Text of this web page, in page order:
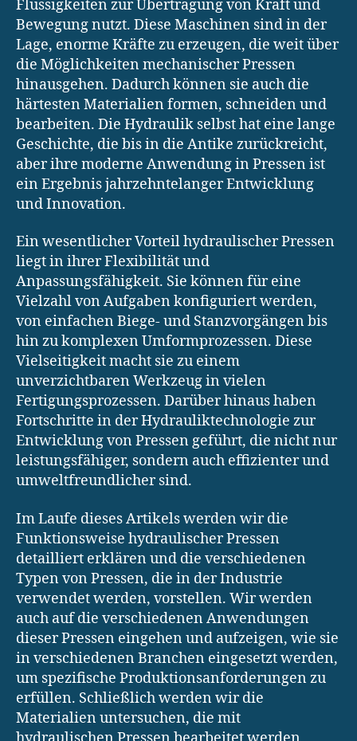
Flüssigkeiten zur Übertragung von Kraft und
Bewegung nutzt. Diese Maschinen sind in der
Lage, enorme Kräfte zu erzeugen, die weit über
die Möglichkeiten mechanischer Pressen
hinausgehen. Dadurch können sie auch die
härtesten Materialien formen, schneiden und
bearbeiten. Die Hydraulik selbst hat eine lange
Geschichte, die bis in die Antike zurückreicht,
aber ihre moderne Anwendung in Pressen ist
ein Ergebnis jahrzehntelanger Entwicklung
und Innovation.
Ein wesentlicher Vorteil hydraulischer Pressen
liegt in ihrer Flexibilität und
Anpassungsfähigkeit. Sie können für eine
Vielzahl von Aufgaben konfiguriert werden,
von einfachen Biege- und Stanzvorgängen bis
hin zu komplexen Umformprozessen. Diese
Vielseitigkeit macht sie zu einem
unverzichtbaren Werkzeug in vielen
Fertigungsprozessen. Darüber hinaus haben
Fortschritte in der Hydrauliktechnologie zur
Entwicklung von Pressen geführt, die nicht nur
leistungsfähiger, sondern auch effizienter und
umweltfreundlicher sind.
Im Laufe dieses Artikels werden wir die
Funktionsweise hydraulischer Pressen
detailliert erklären und die verschiedenen
Typen von Pressen, die in der Industrie
verwendet werden, vorstellen. Wir werden
auch auf die verschiedenen Anwendungen
dieser Pressen eingehen und aufzeigen, wie sie
in verschiedenen Branchen eingesetzt werden,
um spezifische Produktionsanforderungen zu
erfüllen. Schließlich werden wir die
Materialien untersuchen, die mit